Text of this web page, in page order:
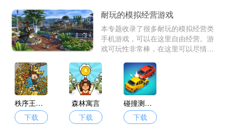
耐玩的模拟经营游戏
本专题收录了很多耐玩的模拟经营类
手机游戏，可以在这里自由经营。游
戏可玩性非常棒，在这里可以尽情挑
戏，欢迎到我们的游戏宝下载。
秩序王国手游
下载
森林寓言
下载
碰撞测试大亨
下载